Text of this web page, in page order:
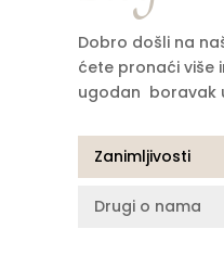
Dobro došli na
ćete pronaći više
ugodan boravak
Zanimljivosti
Drugi o nama